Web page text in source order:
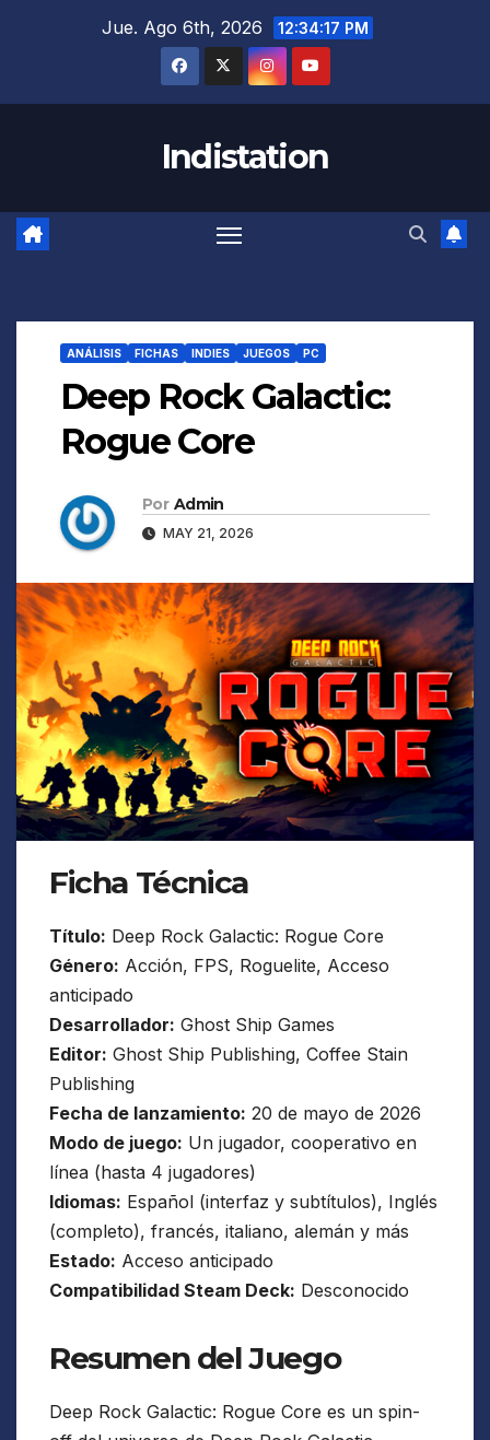
Jue. Ago 6th, 2026 12:34:18 PM
Indistation
ANÁLISIS FICHAS INDIES JUEGOS PC
Deep Rock Galactic:
Rogue Core
Por Admin
MAY 21, 2026
Ficha Técnica
Título: Deep Rock Galactic: Rogue Core
Género: Acción, FPS, Roguelite, Acceso
anticipado
Desarrollador: Ghost Ship Games
Editor: Ghost Ship Publishing, Coffee Stain
Publishing
Fecha de lanzamiento: 20 de mayo de 2026
Modo de juego: Un jugador, cooperativo en
línea (hasta 4 jugadores)
Idiomas: Español (interfaz y subtítulos), Inglés
(completo), francés, italiano, alemán y más
Estado: Acceso anticipado
Compatibilidad Steam Deck: Desconocido
Resumen del Juego
Deep Rock Galactic: Rogue Core es un spin-